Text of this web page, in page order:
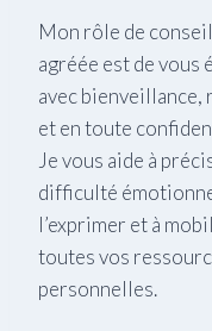
Mon rôle de
agréée est de vous
avec bienveillance,
et en toute
Je vous aide à
difficulté
l’exprimer et à
toutes vos
personnelles.